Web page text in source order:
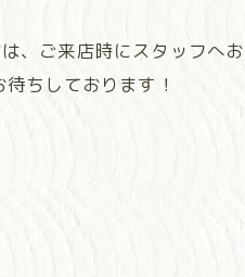
、ご来店時にスタッフへ
ちしております！